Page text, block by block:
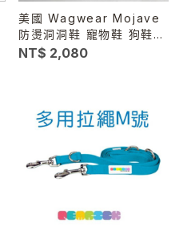
美國 Wagwear Mojave
防燙洞洞鞋 寵物鞋 狗鞋子
透氣防滑 不掉鞋 散步鞋
NT$ 2,080